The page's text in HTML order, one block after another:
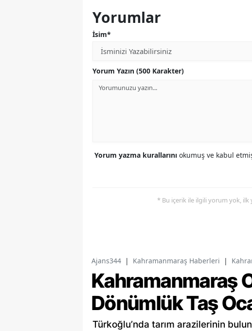
Yorumlar
İsim*
Yorum Yazın (500 Karakter)
Yorum yazma kurallarını okumuş ve kabul etmiş
* Bu içerik ile ilgili yorum yok, ilk
Ajans344 | Kahramanmaraş Haberleri |
Kahramanmaraş
Dönümlük Taş
Türkoğlu’nda tarım arazilerinin